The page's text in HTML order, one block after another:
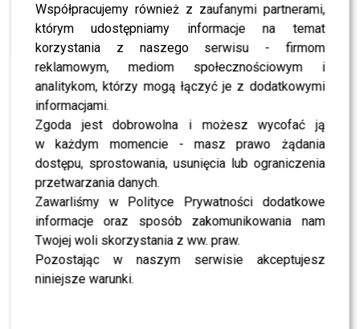
Współpracujemy również z zaufanymi partnerami,
którym udostępniamy informacje na temat
korzystania z naszego serwisu - firmom
reklamowym, mediom społecznościowym i
analitykom, którzy mogą łączyć je z dodatkowymi
informacjami.
Zgoda jest dobrowolna i możesz wycofać ją
w każdym momencie - masz prawo żądania
dostępu, sprostowania, usunięcia lub ograniczenia
przetwarzania danych.
Zawarliśmy w Polityce Prywatności dodatkowe
informacje oraz sposób zakomunikowania nam
Twojej woli skorzystania z ww. praw.
Pozostając w naszym serwisie akceptujesz
niniejsze warunki.
Władimir Putin, skazany
przez Międzynarodowy
Trybunał Karny w Hadze za
zbrodnie wojenne,
przyleciał na Alaskę na
zaproszenie prezydenta
USA, Donalda Trumpa. Co
znaczą wyroki
międzynarodowe? Zdaje się,
że niewiele – napisała
Wojciechowska.